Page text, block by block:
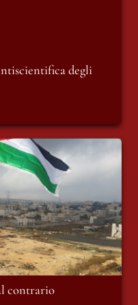
degli
al contrario
contrario